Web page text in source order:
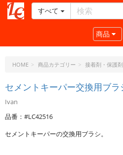
ー
ラ
ト・
ッ
ト・
ェ
すべて
Toggle
商品
HOME 商品カテゴリー 接着剤・保護剤
セメントキーパー交換用ブラ
Ivan
品番：#LC42516
セメントキーパーの交換用ブラシ。